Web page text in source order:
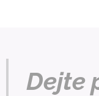
Dejte